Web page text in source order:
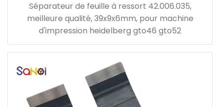
Séparateur de feuille à ressort 42.006.035,
meilleure qualité, 39x9x6mm, pour machine
d'impression heidelberg gto46 gto52